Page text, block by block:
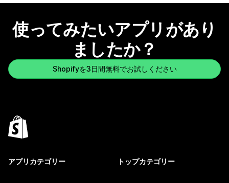
使ってみたいアプリがあり
ましたか？
Shopifyを3日間無料でお試しください
アプリカテゴリー トップカテゴリー